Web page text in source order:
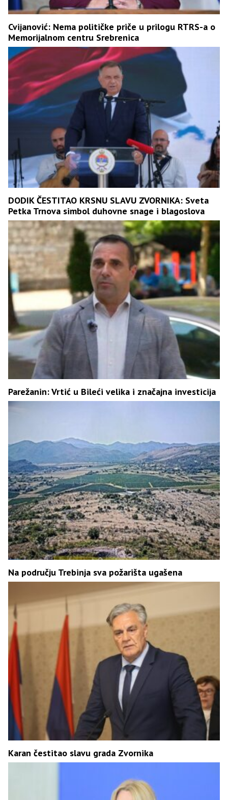
Cvijanović: Nema političke priče u prilogu RTRS-a o
Memorijalnom centru Srebrenica
DODIK ČESTITAO KRSNU SLAVU ZVORNIKA: Sveta
Petka Trnova simbol duhovne snage i blagoslova
Parežanin: Vrtić u Bileći velika i značajna investicija
Na području Trebinja sva požarišta ugašena
Karan čestitao slavu grada Zvornika